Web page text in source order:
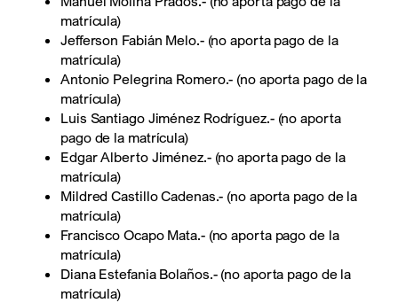
matrícula)
Jefferson Fabián Melo.- (no aporta pago de la
matrícula)
Antonio Pelegrina Romero.- (no aporta pago de la
matrícula)
Luis Santiago Jiménez Rodríguez.- (no aporta
pago de la matrícula)
Edgar Alberto Jiménez.- (no aporta pago de la
matrícula)
Mildred Castillo Cadenas.- (no aporta pago de la
matrícula)
Francisco Ocapo Mata.- (no aporta pago de la
matrícula)
Diana Estefania Bolaños.- (no aporta pago de la
matrícula)